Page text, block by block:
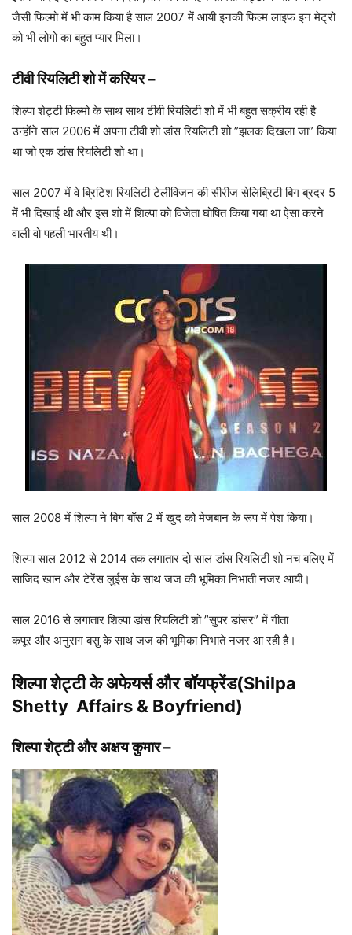
जैसी फिल्मो में भी काम किया है साल 2007 में आयी इनकी फिल्म लाइफ इन मेट्रो
को भी लोगो का बहुत प्यार मिला।
टीवी रियलिटी शोमें करियर–
शिल्पा शेट्टी फिल्मो के साथ साथ टीवी रियलिटी शो में भी बहुत सक्रीय रही है
उन्होंने साल 2006 में अपना टीवी शो डांस रियलिटी शो ”झलक दिखला जा” किया
था जो एक डांस रियलिटी शो था।
साल 2007 में वे ब्रिटिश रियलिटी टेलीविजन की सीरीज सेलिब्रिटी बिग ब्रदर 5
में भी दिखाई थी और इस शो में शिल्पा को विजेता घोषित किया गया था ऐसा करने
वाली वो पहली भारतीय थी।
साल 2008 में शिल्पा ने बिग बॉस 2 में खुद को मेजबान के रूप में पेश किया।
शिल्पा साल 2012 से 2014 तक लगातार दो साल डांस रियलिटी शो नच बलिए में
साजिद खान और टेरेंस लुईस के साथ जज की भूमिका निभाती नजर आयी।
साल 2016 से लगातार शिल्पा डांस रियलिटी शो ”सुपर डांसर” में गीता
कपूर और अनुराग बसु के साथ जज की भूमिका निभाते नजर आ रही है।
शिल्पा शेट्टी के अफेयर्स और बॉयफ्रेंड(Shilpa
Shetty Affairs & Boyfriend)
शिल्पा शेट्टी औरअक्षय कुमार–